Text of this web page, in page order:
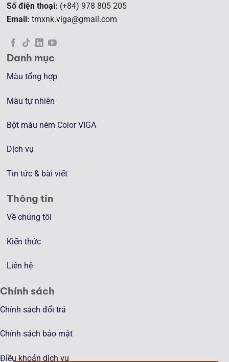
Số điện thoại: (+84) 978 805 205
Email: tmxnk.viga@gmail.com
Danh mục
Màu tổng hợp
Màu tự nhiên
Bột màu ném Color VIGA
Dịch vụ
Tin tức & bài viết
Thông tin
Về chúng tôi
Kiến thức
Liên hệ
Chính sách
Chính sách đổi trả
Chính sách bảo mật
Điều khoản dịch vụ